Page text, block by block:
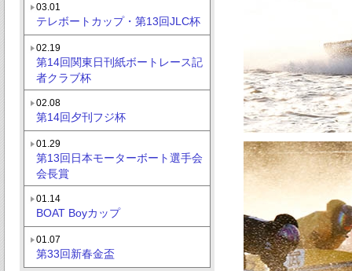
03.01
テレボートカップ・第13回JLC杯
02.19
第14回関東日刊紙ボートレース記
者クラブ杯
02.08
第14回夕刊フジ杯
01.29
第13回日本モーターボート選手会
会長賞
01.14
BOAT Boyカップ
01.07
第33回新春金盃